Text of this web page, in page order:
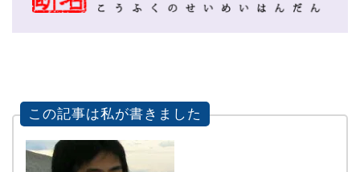
この記事は私が書きました